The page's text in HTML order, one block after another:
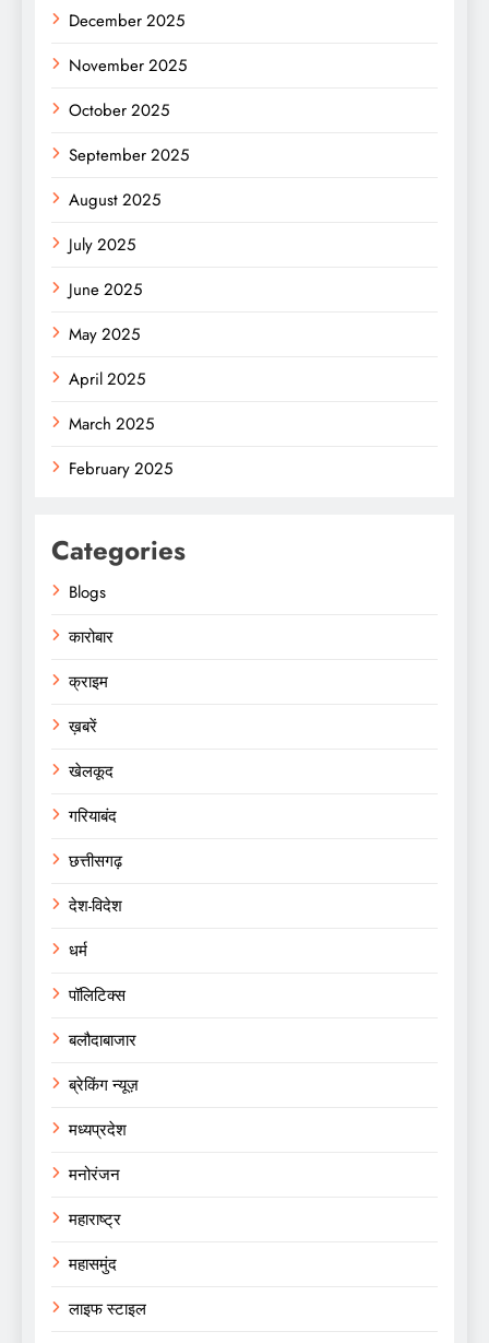
December 2025
November 2025
October 2025
September 2025
August 2025
July 2025
June 2025
May 2025
April 2025
March 2025
February 2025
Categories
Blogs
कारोबार
क्राइम
ख़बरें
खेलकूद
गरियाबंद
छत्तीसगढ़
देश-विदेश
धर्म
पॉलिटिक्स
बलौदाबाजार
ब्रेकिंग न्यूज़
मध्यप्रदेश
मनोरंजन
महाराष्ट्र
महासमुंद
लाइफ स्टाइल